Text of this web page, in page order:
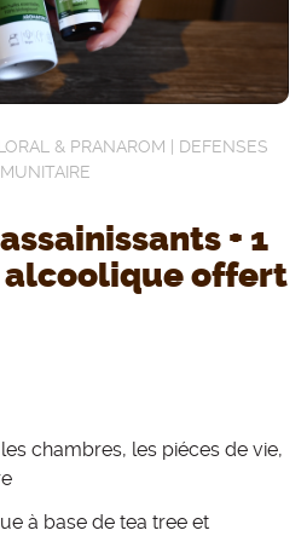
& PRANAROM
DEFENSES
+ 1
alcoolique offert
chambres, les piéces de vie,
à base de tea tree et